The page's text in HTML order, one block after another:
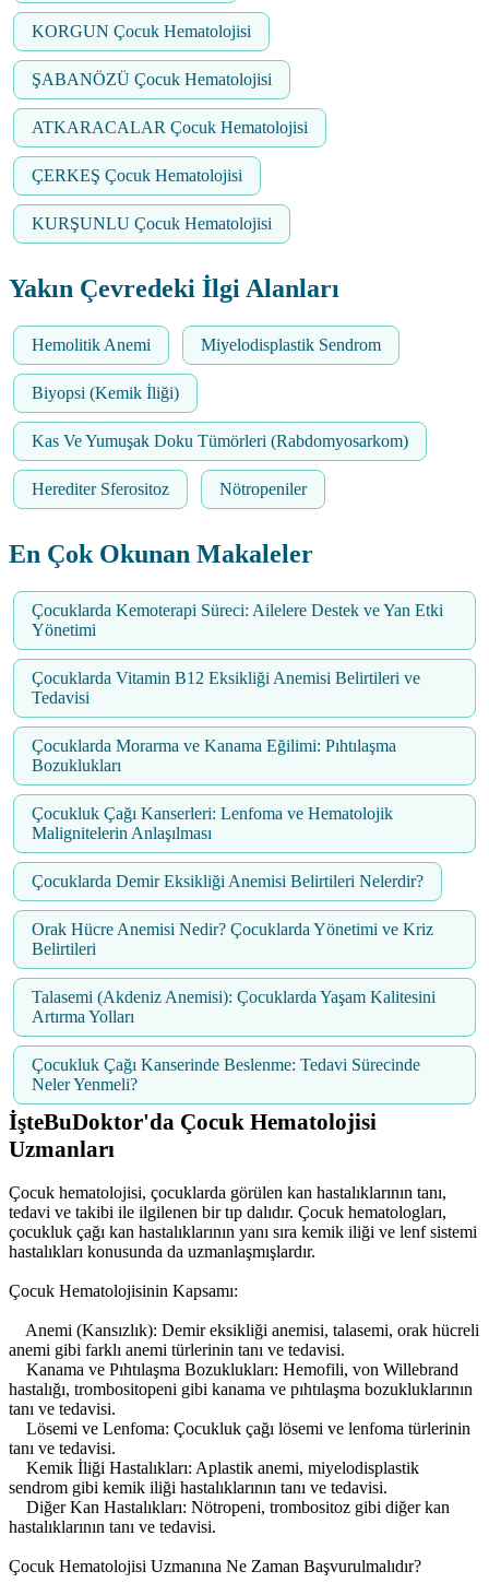
KORGUN Çocuk Hematolojisi
ŞABANÖZÜ Çocuk Hematolojisi
ATKARACALAR Çocuk Hematolojisi
ÇERKEŞ Çocuk Hematolojisi
KURŞUNLU Çocuk Hematolojisi
Yakın Çevredeki İlgi Alanları
Hemolitik Anemi Miyelodisplastik Sendrom
Biyopsi (Kemik İliği)
Kas Ve Yumuşak Doku Tümörleri (Rabdomyosarkom)
Herediter Sferositoz Nötropeniler
En Çok Okunan Makaleler
Çocuklarda Kemoterapi Süreci: Ailelere Destek ve Yan Etki
Yönetimi
Çocuklarda Vitamin B12 Eksikliği Anemisi Belirtileri ve
Tedavisi
Çocuklarda Morarma ve Kanama Eğilimi: Pıhtılaşma
Bozuklukları
Çocukluk Çağı Kanserleri: Lenfoma ve Hematolojik
Malignitelerin Anlaşılması
Çocuklarda Demir Eksikliği Anemisi Belirtileri Nelerdir?
Orak Hücre Anemisi Nedir? Çocuklarda Yönetimi ve Kriz
Belirtileri
Talasemi (Akdeniz Anemisi): Çocuklarda Yaşam Kalitesini
Artırma Yolları
Çocukluk Çağı Kanserinde Beslenme: Tedavi Sürecinde
Neler Yenmeli?
İşteBuDoktor'da Çocuk Hematolojisi
Uzmanları
Çocuk hematolojisi, çocuklarda görülen kan hastalıklarının tanı,
tedavi ve takibi ile ilgilenen bir tıp dalıdır. Çocuk hematologları,
çocukluk çağı kan hastalıklarının yanı sıra kemik iliği ve lenf sistemi
hastalıkları konusunda da uzmanlaşmışlardır.
Çocuk Hematolojisinin Kapsamı:
Anemi (Kansızlık): Demir eksikliği anemisi, talasemi, orak hücreli
anemi gibi farklı anemi türlerinin tanı ve tedavisi.
Kanama ve Pıhtılaşma Bozuklukları: Hemofili, von Willebrand
hastalığı, trombositopeni gibi kanama ve pıhtılaşma bozukluklarının
tanı ve tedavisi.
Lösemi ve Lenfoma: Çocukluk çağı lösemi ve lenfoma türlerinin
tanı ve tedavisi.
Kemik İliği Hastalıkları: Aplastik anemi, miyelodisplastik
sendrom gibi kemik iliği hastalıklarının tanı ve tedavisi.
Diğer Kan Hastalıkları: Nötropeni, trombositoz gibi diğer kan
hastalıklarının tanı ve tedavisi.
Çocuk Hematolojisi Uzmanına Ne Zaman Başvurulmalıdır?